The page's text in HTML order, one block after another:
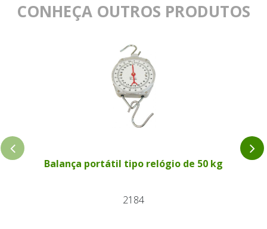
CONHEÇA OUTROS PRODUTOS
Balança portátil tipo relógio de 50 kg
2184